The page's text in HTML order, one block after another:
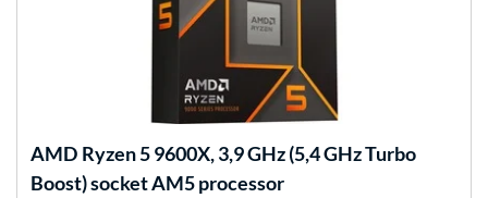
AMD Ryzen 5 9600X, 3,9 GHz (5,4 GHz Turbo
Boost) socket AM5 processor